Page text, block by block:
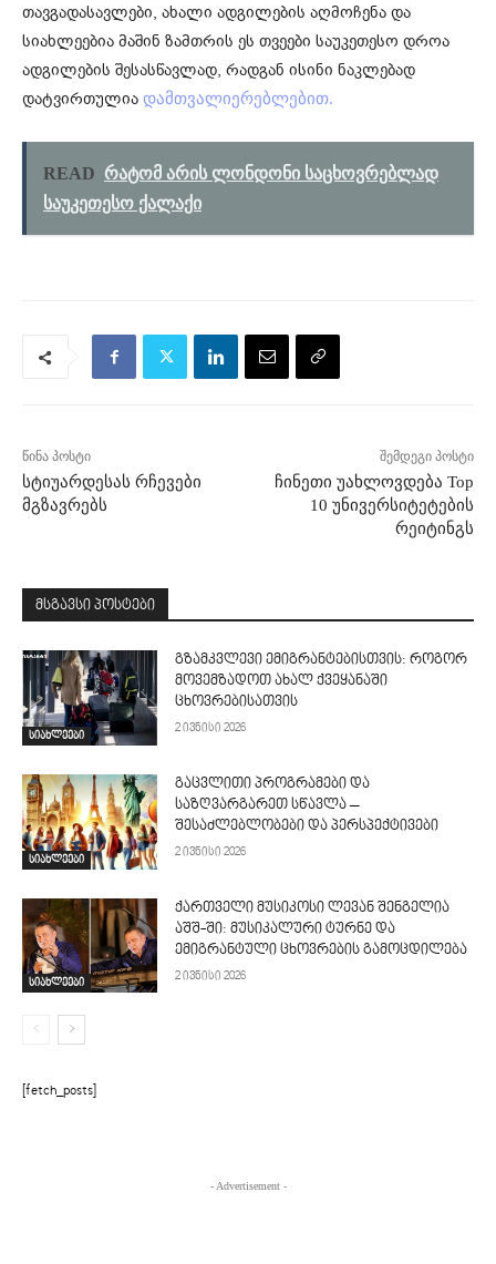
თავგადასავლები, ახალი ადგილების აღმოჩენა და
სიახლეებია მაშინ ზამთრის ეს თვეები საუკეთესო დროა
ადგილების შესასწავლად, რადგან ისინი ნაკლებად
დატვირთულია დამთვალიერებლებით.
READ რატომ არის ლონდონი საცხოვრებლად
საუკეთესო ქალაქი
წინა პოსტი
სტიუარდესას რჩევები
მგზავრებს
შემდეგი პოსტი
ჩინეთი უახლოვდება Top
10 უნივერსიტეტების
რეიტინგს
მსგავსი პოსტები
სიახლეები
გზამკვლევი ემიგრანტებისთვის: როგორ
მოვემზადოთ ახალ ქვეყანაში
ცხოვრებისათვის
2 ივნისი 2026
სიახლეები
გაცვლითი პროგრამები და
საზღვარგარეთ სწავლა –
შესაძლებლობები და პერსპექტივები
2 ივნისი 2026
სიახლეები
ქართველი მუსიკოსი ლევან შენგელია
აშშ-ში: მუსიკალური ტურნე და
ემიგრანტული ცხოვრების გამოცდილება
2 ივნისი 2026
[fetch_posts]
- Advertisement -